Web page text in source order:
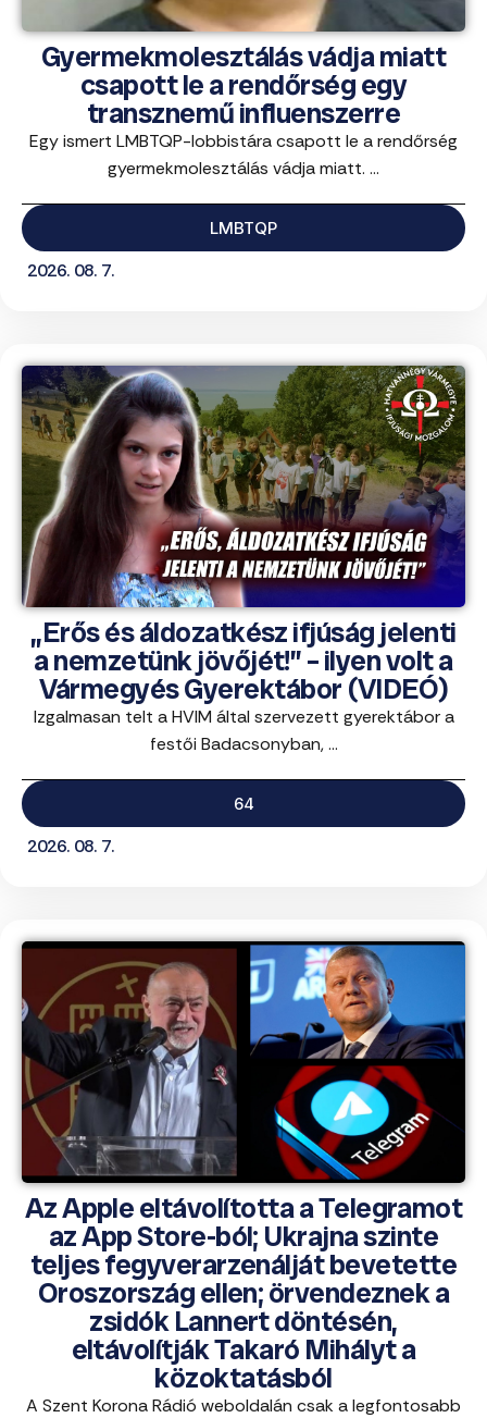
Gyermekmolesztálás vádja miatt
csapott le a rendőrség egy
transznemű influenszerre
Egy ismert LMBTQP-lobbistára csapott le a rendőrség
gyermekmolesztálás vádja miatt. ...
LMBTQP
2026. 08. 7.
„Erős és áldozatkész ifjúság jelenti
a nemzetünk jövőjét!” – ilyen volt a
Vármegyés Gyerektábor (VIDEÓ)
Izgalmasan telt a HVIM által szervezett gyerektábor a
festői Badacsonyban, ...
64
2026. 08. 7.
Az Apple eltávolította a Telegramot
az App Store-ból; Ukrajna szinte
teljes fegyverarzenálját bevetette
Oroszország ellen; örvendeznek a
zsidók Lannert döntésén,
eltávolítják Takaró Mihályt a
közoktatásból
A Szent Korona Rádió weboldalán csak a legfontosabb